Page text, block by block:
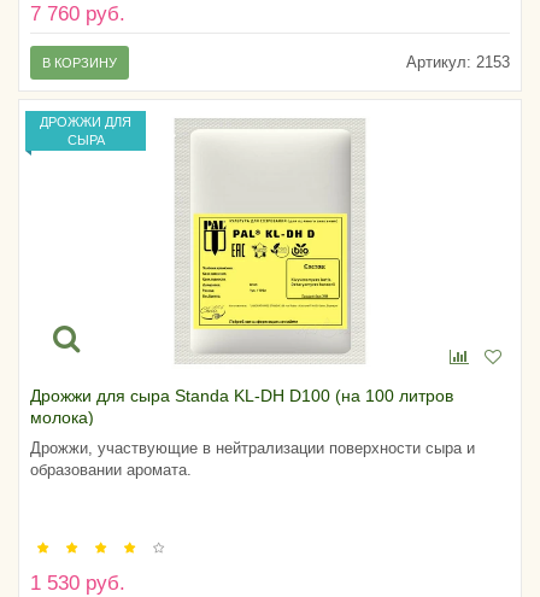
7 760 руб.
Артикул: 2153
В КОРЗИНУ
ДРОЖЖИ ДЛЯ
СЫРА
Дрожжи для сыра Standa KL-DH D100 (на 100 литров
молока)
Дрожжи, участвующие в нейтрализации поверхности сыра и
образовании аромата.
1 530 руб.